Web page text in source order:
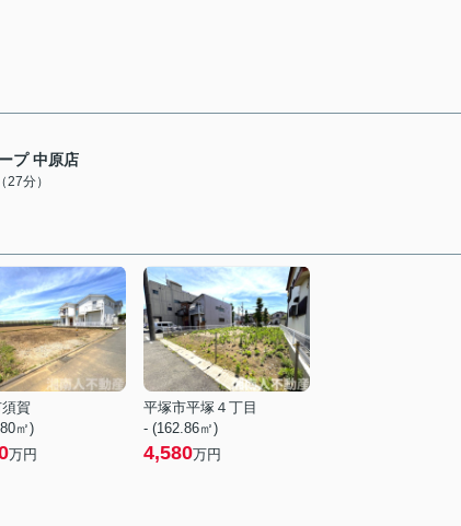
プ 中原店
27分）
賀
㎡)
万円
平塚市平塚４丁目
- (162.86㎡)
4,580万円